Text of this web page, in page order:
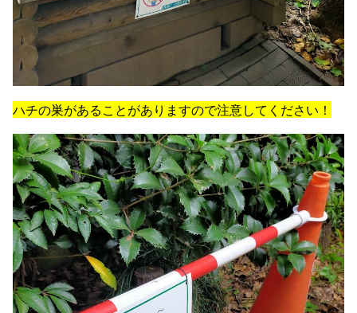
ハチの巣があることがありますので注意してください！